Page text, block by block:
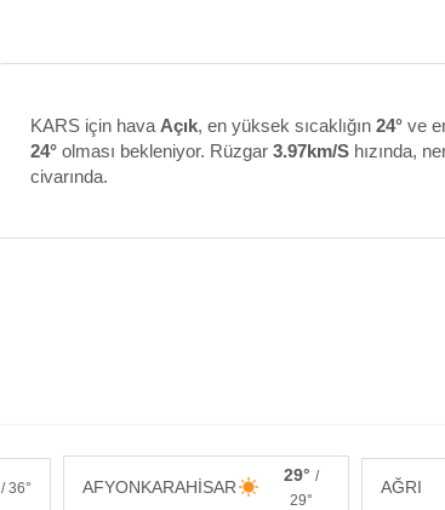
KARS için hava Açık, en yüksek sıcaklığın 24°ve
24°olması bekleniyor. Rüzgar 3.97km/Shızında,
civarında.
/ 36° AFYONKARAHİSAR
29° /
29°
AĞRI